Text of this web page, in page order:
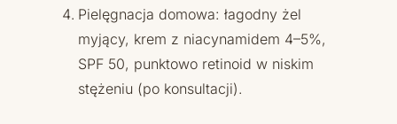
Pielęgnacja domowa: łagodny żel
myjący, krem z niacynamidem 4–5%,
SPF 50, punktowo retinoid w niskim
stężeniu (po konsultacji).